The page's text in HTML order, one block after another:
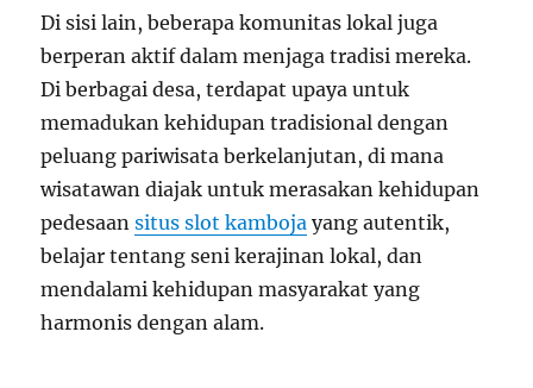
Di sisi lain, beberapa komunitas lokal juga
berperan aktif dalam menjaga tradisi mereka.
Di berbagai desa, terdapat upaya untuk
memadukan kehidupan tradisional dengan
peluang pariwisata berkelanjutan, di mana
wisatawan diajak untuk merasakan kehidupan
pedesaansitus slot kamboja yang autentik,
belajar tentang seni kerajinan lokal, dan
mendalami kehidupan masyarakat yang
harmonis dengan alam.